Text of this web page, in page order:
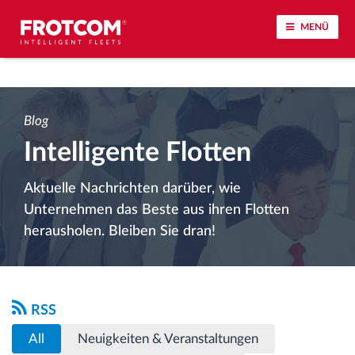
MENÜ
Vehicle tracking and sensor monitoring
Driving behavior analysis
Driving times monitoring
Workforce management
Remote Tacho Download
Access control
Fuel management
Blog
Intelligente Flotten
Aktuelle Nachrichten darüber, wie
Unternehmen das Beste aus ihren Flotten
herausholen. Bleiben Sie dran!
RSS
All Neuigkeiten & Veranstaltungen